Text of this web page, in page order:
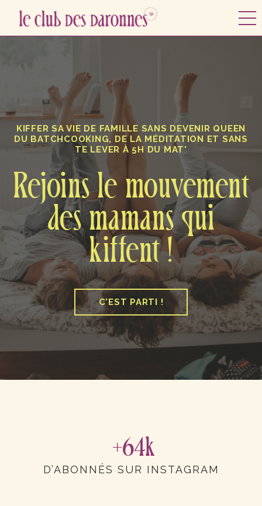
KIFFER SA VIE DE FAMILLE SANS DEVENIR QUEEN
DU BATCHCOOKING, DE LA MÉDITATION ET SANS
TE LEVER À 5H DU MAT'
Rejoins le mouvement
des mamans qui
kiffent !
C'EST PARTI !
+64k
D’ABONNÉS SUR INSTAGRAM